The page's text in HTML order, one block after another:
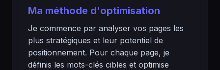
Ma méthode d'optimisation
Je commence par analyser vos pages les
plus stratégiques et leur potentiel de
positionnement. Pour chaque page, je
définis les mots-clés cibles et optimise